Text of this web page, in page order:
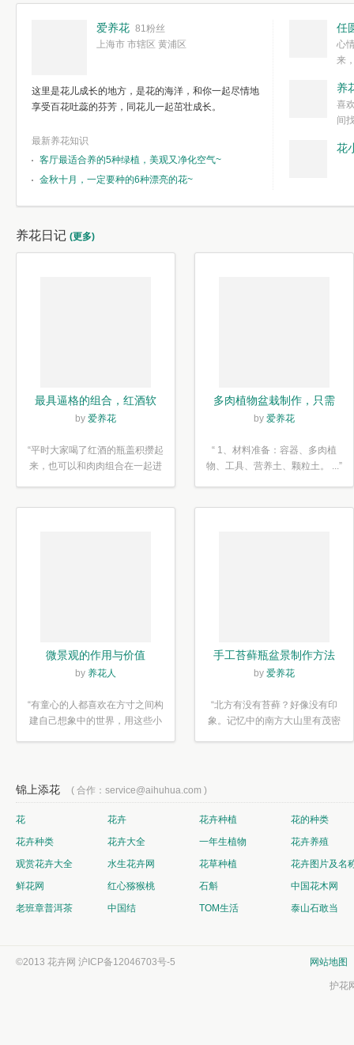
爱养花 81粉丝
上海市 市辖区 黄浦区
这里是花儿成长的地方，是花的海洋，和你一起尽情地
享受百花吐蕊的芬芳，同花儿一起茁壮成长。
最新养花知识
客厅最适合养的5种绿植，美观又净化空气~
金秋十月，一定要种的6种漂亮的花~
任
心
来
简单愉快的心
我们自己复杂
养
喜
间
花
养花日记 (更多)
最具逼格的组合，红酒软
木塞diy多肉植物盆栽
by 爱养花
“平时大家喝了红酒的瓶盖积攒起
来，也可以和肉肉组合在一起进
多肉植物盆栽制作，只需
简单6步
by 爱养花
“ 1、材料准备：容器、多肉植
物、工具、营养土、颗粒土。 ...”
微景观的作用与价值
by 养花人
“有童心的人都喜欢在方寸之间构
建自己想象中的世界，用这些小
手工苔藓瓶盆景制作方法
by 爱养花
“北方有没有苔藓？好像没有印
象。记忆中的南方大山里有茂密
锦上添花 ( 合作：service@aihuhua.com )
花 花卉 花卉种植
花的种类
花卉种类
花卉大全 一年生植物
花卉养殖
观赏花卉大全
水生花卉网 花草种植
花卉图片及名
鲜花网
红心猕猴桃 石斛
中国花木网
老班章普洱茶
中国结 TOM生活 泰山石敢当
©2013 花卉网 沪ICP备12046703号-5 网站地图
护花